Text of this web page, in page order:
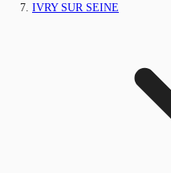
IVRY SUR SEINE